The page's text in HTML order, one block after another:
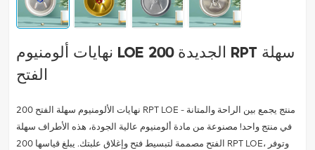
نهايات ألومنيوم LOE الجديدة 200 RPT سهلة
الفتح
نهايات الألومنيوم سهلة الفتح 200 RPT LOE - منتج يجمع بين الراحة والمتانة
في منتج واحد! مصنوعة من مادة ألومنيوم عالية الجودة، هذه الأطراف سهلة
الفتح مصممة لتبسيط فتح وإغلاق علبتك. يبلغ قياسها 200 RPT LOE، وتوفر